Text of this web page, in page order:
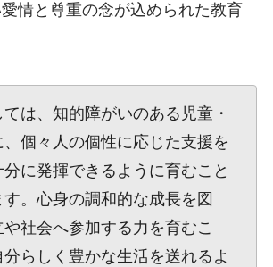
情と尊重の念が込められた教育
は、知的障がいのある児童・
個々人の個性に応じた支援を
に発揮できるように育むこと
。心身の調和的な成長を図
や社会へ参加する力を育むこ
分らしく豊かな生活を送れるよ